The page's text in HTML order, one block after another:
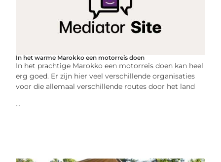
In het warme Marokko een motorreis doen
In het prachtige Marokko een motorreis doen kan heel
erg goed. Er zijn hier veel verschillende organisaties
voor die allemaal verschillende routes door het land
...